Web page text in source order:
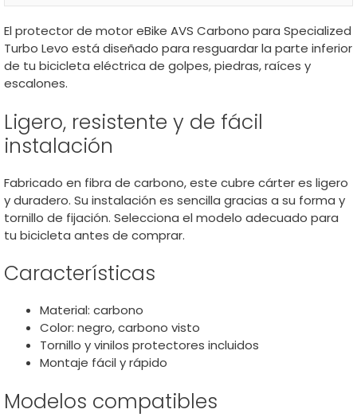
El protector de motor eBike AVS Carbono para Specialized
Turbo Levo está diseñado para resguardar la parte inferior
de tu bicicleta eléctrica de golpes, piedras, raíces y
escalones.
Ligero, resistente y de fácil
instalación
Fabricado en fibra de carbono, este cubre cárter es ligero
y duradero. Su instalación es sencilla gracias a su forma y
tornillo de fijación. Selecciona el modelo adecuado para
tu bicicleta antes de comprar.
Características
Material: carbono
Color: negro, carbono visto
Tornillo y vinilos protectores incluidos
Montaje fácil y rápido
Modelos compatibles